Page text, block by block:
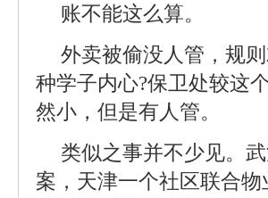
账不能这么算。
外卖被偷没人管，规
种学子内心?保卫处较这
然小，但是有人管。
类似之事并不少见。
案，天津一个社区联合